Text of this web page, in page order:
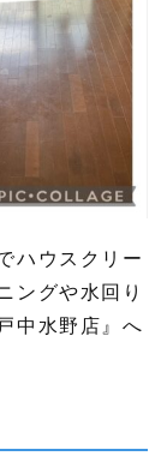
ハウスクリー
ングや水回り
中水野店』へ